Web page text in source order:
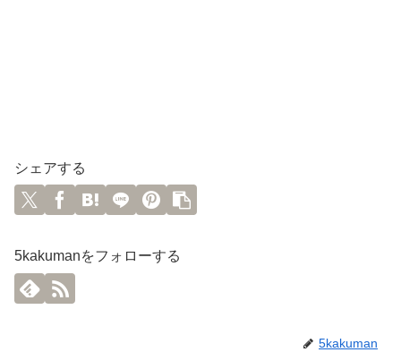
シェアする
5kakumanをフォローする
5kakuman